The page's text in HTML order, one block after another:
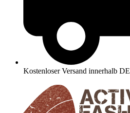
Kostenloser Versand innerhalb DE